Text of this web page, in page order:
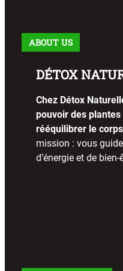
ABOUT US
DÉTOX
Chez Détox
pouvoir des
rééquilibrer le
mission : vous
d’énergie et de